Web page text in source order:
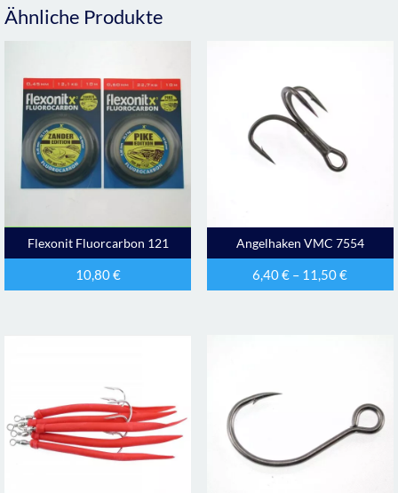
Ähnliche Produkte
Flexonit Fluorcarbon 121
10,80€
Angelhaken VMC 7554
6,40€ – 11,50€